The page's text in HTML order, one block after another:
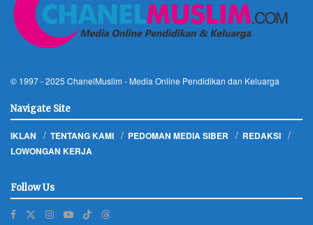
© 1997 - 2025 ChanelMuslim - Media Online Pendidikan dan Keluarga
Navigate Site
IKLAN TENTANG KAMI PEDOMAN MEDIA SIBER
REDAKSI
LOWONGAN KERJA
Follow Us